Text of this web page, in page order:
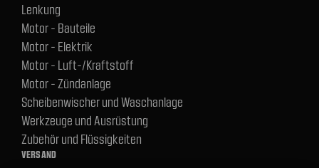
Lenkung
Motor - Bauteile
Motor - Elektrik
Motor - Luft-/Kraftstoff
Motor - Zündanlage
Scheibenwischer und Waschanlage
Werkzeuge und Ausrüstung
Zubehör und Flüssigkeiten
VERSAND